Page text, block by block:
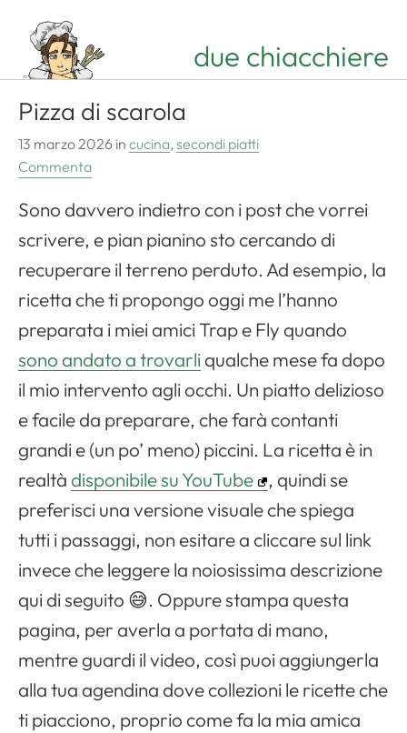
due chiacchiere
Pizza di scarola
13 marzo 2026 in cucina, secondi piatti
Commenta
Sono davvero indietro con i post che vorrei
scrivere, e pian pianino sto cercando di
recuperare il terreno perduto. Ad esempio, la
ricetta che ti propongo oggi me l’hanno
preparata i miei amici Trap e Fly quando
sono andato a trovarli qualche mese fa dopo
il mio intervento agli occhi. Un piatto delizioso
e facile da preparare, che farà contanti
grandi e (un po’ meno) piccini. La ricetta è in
realtà disponibile su YouTube
, quindi se
preferisci una versione visuale che spiega
tutti i passaggi, non esitare a cliccare sul link
invece che leggere la noiosissima descrizione
qui di seguito 😅. Oppure stampa questa
pagina, per averla a portata di mano,
mentre guardi il video, così puoi aggiungerla
alla tua agendina dove collezioni le ricette che
ti piacciono, proprio come fa la mia amica
Apri il menu di navigazione